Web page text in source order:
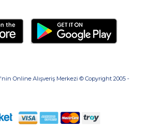
Online Alışveriş Merkezi © Copyright 2005 -